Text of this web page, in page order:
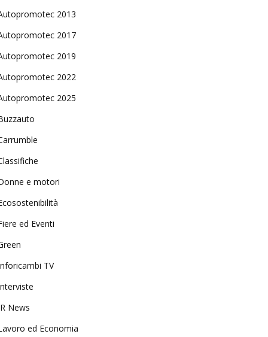
2013
2017
2019
2022
2025
e motori
ed Eventi
TV
News
ed Economia